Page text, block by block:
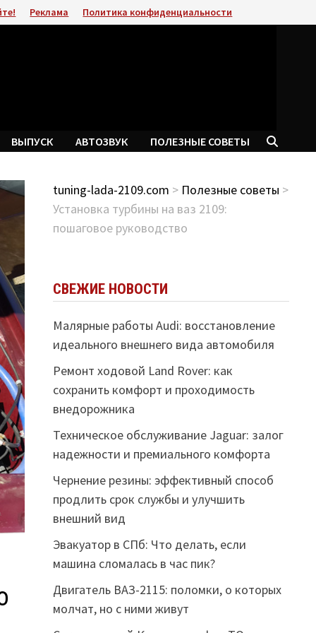
Реклама Политика конфиденциальности
ВЫПУСК АВТОЗВУК ПОЛЕЗНЫЕ СОВЕТЫ
tuning-lada-2109.com > Полезные советы >
Установка турбины на ваз 2109:
пошаговое руководство
СВЕЖИЕ НОВОСТИ
Малярные работы Audi: восстановление
идеального внешнего вида автомобиля
Ремонт ходовой Land Rover: как
сохранить комфорт и проходимость
внедорожника
Техническое обслуживание Jaguar: залог
надежности и премиального комфорта
Чернение резины: эффективный способ
продлить срок службы и улучшить
внешний вид
Эвакуатор в СПб: Что делать, если
машина сломалась в час пик?
Двигатель ВАЗ-2115: поломки, о которых
молчат, но с ними живут